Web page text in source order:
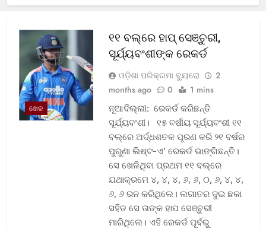
ଖେଳ
୧୧ ବଲ୍‌ରେ ହାପ୍ ସେଞ୍ଚୁରୀ,
ସୂର୍ଯ୍ୟବଂଶୀଙ୍କ ରେକର୍ଡ
ଓଡ଼ିଶା ପରିକ୍ରମା ବ୍ୟୁରୋ
2
months ago
0 1 mins
ନୂଆଦିଲ୍ଲୀ: ରେକର୍ଡ କରିଛନ୍ତି
ସୂର୍ଯ୍ୟବଂଶୀ। ୧୫ ବର୍ଷୀୟ ସୂର୍ଯ୍ୟବଂଶୀ ୧୧
ବଲ୍‌ରେ ଅର୍ଦ୍ଧଶତକ ପୂରଣ କରି ୨୧ ବର୍ଷର
ପୁରୁଣା ଲିଷ୍ଟ-ଏ’ ରେକର୍ଡ ଭାଙ୍ଗିଛନ୍ତି।
ସେ ଖେଳିଥିବା ପ୍ରଥମ ୧୧ ବଲ୍‌ରେ
ଯଥାକ୍ରମେ ୪, ୪, ୪, ୬, ୬, ୦, ୬, ୪, ୪,
୬, ୬ ରନ କରିଥିଲେ। ଲଗାତର ଦୁଇ ଛକା
ସହିତ ସେ ତାଙ୍କ ହାପ ସେଞ୍ଚୁରୀ
ମାରିଥିଲେ। ଏହି ରେକର୍ଡ ପୂର୍ବରୁ